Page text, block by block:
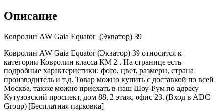
Описание
Ковролин AW Gaia Equator (Экватор) 39
Ковролин AW Gaia Equator (Экватор) 39 относится к
категории Ковролин класса КМ 2 . На странице есть
подробные характеристики: фото, цвет, размеры, страна
производитель и т.д. Товар можно купить с доставкой по всей
Москве, также можно приехать в наш Шоу-Рум по адресу
Кутузовский проспект, дом 88, 2 этаж, офис 23. (Вход в ADC
Group) [Бесплатная парковка]